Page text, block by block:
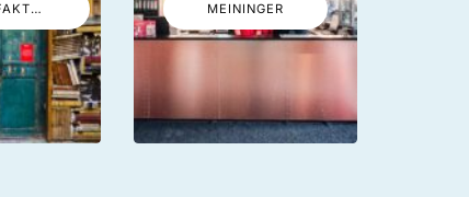
LUSTIGE FAKTEN MEININGER